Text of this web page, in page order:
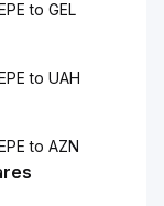
to GEL
to UAH
to AZN